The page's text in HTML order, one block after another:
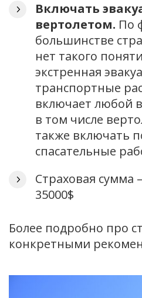
Включать
вертолетом. По
большинстве
нет такого
экстренная
транспортные
включает любой
в том числе
также включать
спасательные
Страховая
35000$
Более подробно про
конкретными